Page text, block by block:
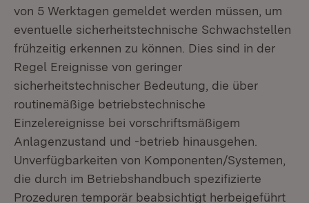
von 5 Werktagen gemeldet werden müssen, um
eventuelle sicherheitstechnische Schwachstellen
frühzeitig erkennen zu können. Dies sind in der
Regel Ereignisse von geringer
sicherheitstechnischer Bedeutung, die über
routinemäßige betriebstechnische
Einzelereignisse bei vorschriftsmäßigem
Anlagenzustand und -betrieb hinausgehen.
Unverfügbarkeiten von Komponenten/Systemen,
die durch im Betriebshandbuch spezifizierte
Prozeduren temporär beabsichtigt herbeigeführt